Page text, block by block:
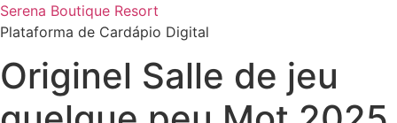
Ir
para
conteúdo
Serena Boutique Resort
Plataforma de Cardápio Digital
Originel Salle de jeu